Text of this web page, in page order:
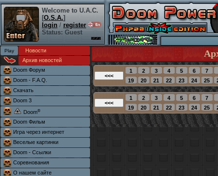
Welcome to U.A.C.
[O.S.A.]
login / register
Status: Guest
Новости
Архив новостей
Doom Форум
Doom - F.A.Q.
Скачать
Doom 3
Doom®
Doom Фильм
Игра через интернет
Веселые картинки
Doom - Ссылки
Соревнования
О нашем сайте